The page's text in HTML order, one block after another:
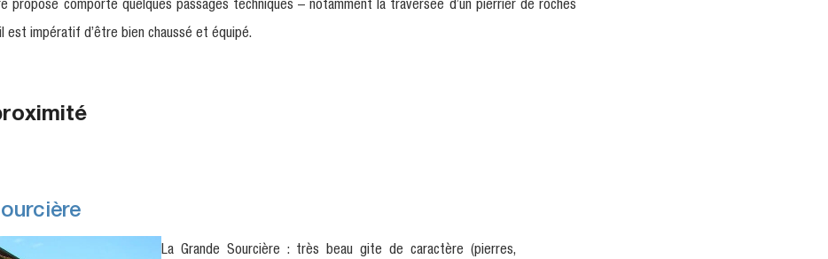
proposé comporte quelques passages techniques – notamment la traversée d’un pierrier de roches
est impératif d’être bien chaussé et équipé.
La Grande Sourcière : très beau gite de caractère (pierres,